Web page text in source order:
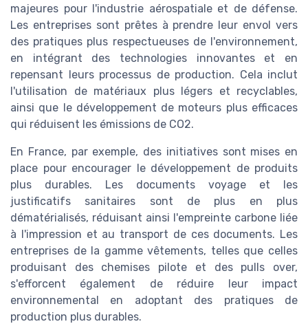
majeures pour l'industrie aérospatiale et de défense.
Les entreprises sont prêtes à prendre leur envol vers
des pratiques plus respectueuses de l'environnement,
en intégrant des technologies innovantes et en
repensant leurs processus de production. Cela inclut
l'utilisation de matériaux plus légers et recyclables,
ainsi que le développement de moteurs plus efficaces
qui réduisent les émissions de CO2.
En France, par exemple, des initiatives sont mises en
place pour encourager le développement de produits
plus durables. Les documents voyage et les
justificatifs sanitaires sont de plus en plus
dématérialisés, réduisant ainsi l'empreinte carbone liée
à l'impression et au transport de ces documents. Les
entreprises de la gamme vêtements, telles que celles
produisant des chemises pilote et des pulls over,
s'efforcent également de réduire leur impact
environnemental en adoptant des pratiques de
production plus durables.